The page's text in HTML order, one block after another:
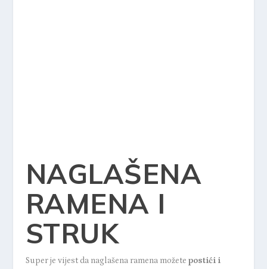
NAGLAŠENA
RAMENA I
STRUK
Super je vijest da naglašena ramena možete postići i